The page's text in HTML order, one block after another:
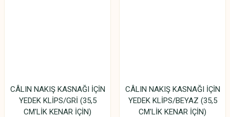
CÂLIN NAKIŞ KASNAĞI İÇİN
YEDEK KLİPS/GRİ (35,5
CM'LİK KENAR İÇİN)
CÂLIN NAKIŞ KASNAĞI İÇİN
YEDEK KLİPS/BEYAZ (35,5
CM'LİK KENAR İÇİN)